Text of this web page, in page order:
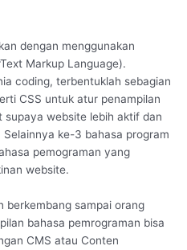
dengan menggunakan
Markup Language).
coding, terbentuklah sebagian
CSS untuk atur penampilan
supaya website lebih aktif dan
ke-3 bahasa program
pemograman yang
website.
berkembang sampai orang
bahasa pemrograman bisa
CMS atau Conten